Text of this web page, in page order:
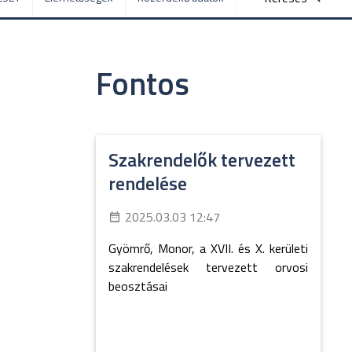
Fontos
Szakrendelők tervezett
rendelése
2025.03.03 12:47
Gyömrő, Monor, a XVII. és X. kerületi
szakrendelések tervezett orvosi
beosztásai